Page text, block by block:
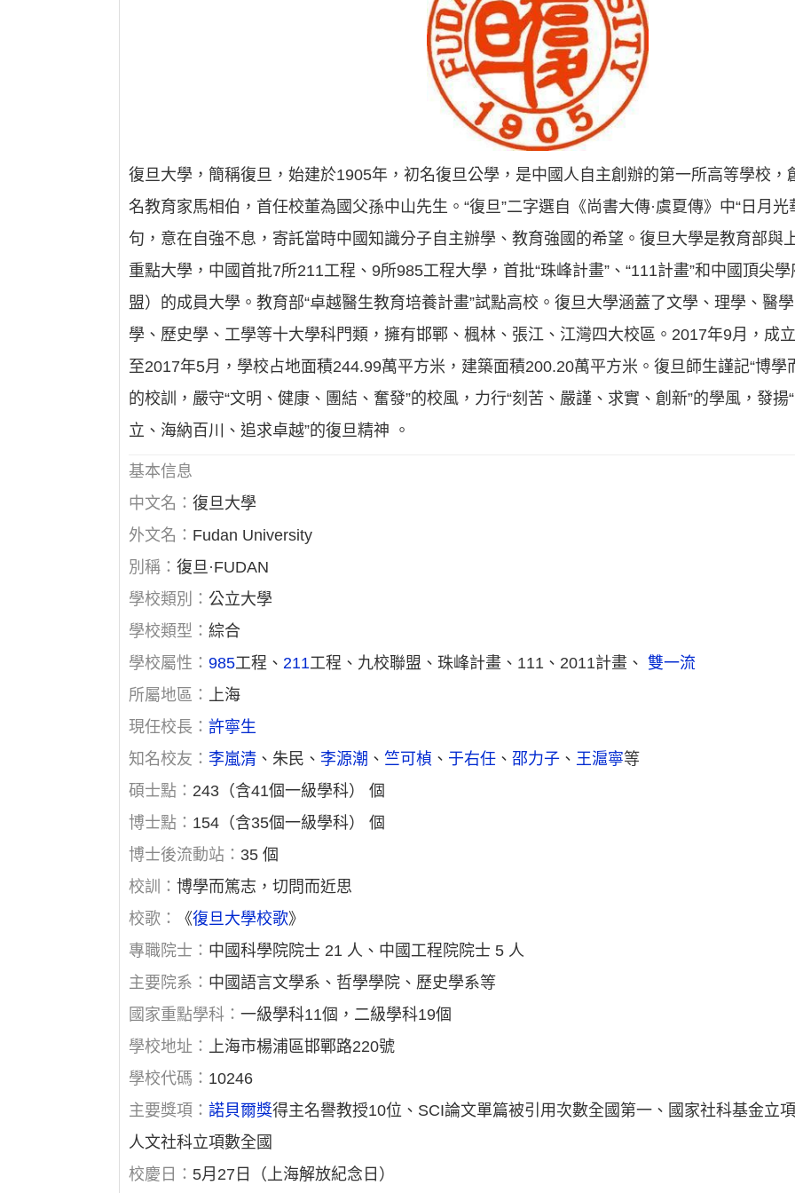
復旦大學，簡稱復旦，始建於1905年，初名復旦公學，是中國人自主創辦的第一所高等學校，
名教育家馬相伯，首任校董為國父孫中山先生。“復旦”二字選自《尚書大傳·虞夏傳》中“日月光
句，意在自強不息，寄託當時中國知識分子自主辦學、教育強國的希望。復旦大學是教育部與
重點大學，中國首批7所211工程、9所985工程大學，首批“珠峰計畫”、“111計畫”和中國頂尖學
盟）的成員大學。教育部“卓越醫生教育培養計畫”試點高校。復旦大學涵蓋了文學、理學、醫
學、歷史學、工學等十大學科門類，擁有邯鄲、楓林、張江、江灣四大校區。2017年9月，成
至2017年5月，學校占地面積244.99萬平方米，建築面積200.20萬平方米。復旦師生謹記“博學
的校訓，嚴守“文明、健康、團結、奮發”的校風，力行“刻苦、嚴謹、求實、創新”的學風，發揚
立、海納百川、追求卓越”的復旦精神 。
基本信息
中文名：復旦大學
外文名： Fudan University
別稱：復旦·FUDAN
學校類別： 公立大學
學校類型：綜合
學校屬性：985工程、211工程、九校聯盟、珠峰計畫、111、2011計畫、雙一流
所屬地區： 上海
現任校長：許寧生
知名校友： 李嵐清 、朱民、 李源潮 、竺可楨 、 于右任 、邵力子 、 王滬寧等
碩士點： 243（含41個一級學科） 個
博士點： 154（含35個一級學科） 個
博士後流動站： 35 個
校訓：博學而篤志，切問而近思
校歌：
《復旦大學校歌》
專職院士： 中國科學院院士 21 人、中國工程院院士 5 人
主要院系： 中國語言文學系、哲學學院、歷史學系等
國家重點學科：一級學科11個，二級學科19個
學校地址： 上海市楊浦區邯鄲路220號
學校代碼： 10246
主要獎項：諾貝爾獎得主名譽教授10位、SCI論文單篇被引用次數全國第一、國家社科基金立
人文社科立項數全國
校慶日： 5月27日（上海解放紀念日）